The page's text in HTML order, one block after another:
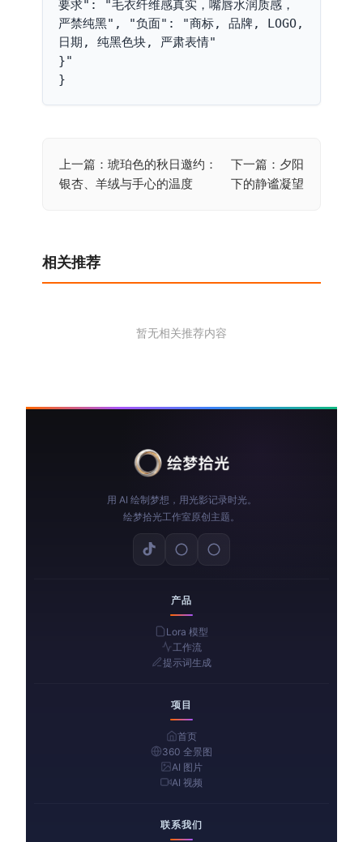
要求": "毛衣纤维感真实，嘴唇水润质感，
严禁纯黑", "负面": "商标, 品牌, LOGO,
日期, 纯黑色块, 严肃表情"
}"
}
文
章
上一篇：琥珀色的秋日邀约：
银杏、羊绒与手心的温度
下一篇：夕阳
下的静谧凝望
相关推荐
暂无相关推荐内容
用 AI 绘制梦想，用光影记录时光。
绘梦拾光工作室原创主题。
产品
Lora 模型
工作流
提示词生成
项目
首页
360 全景图
AI 图片
AI 视频
联系我们